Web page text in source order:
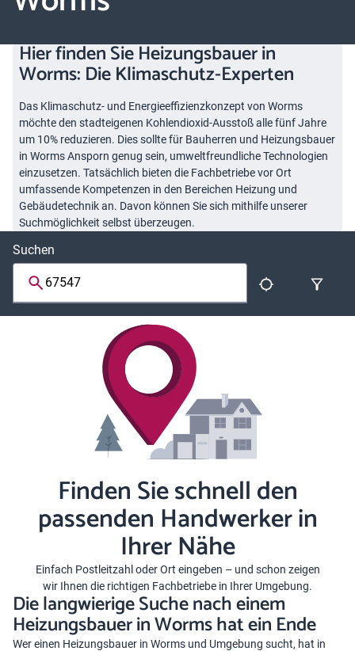
Hier finden Sie Heizungsbauer in
Worms: Die Klimaschutz-Experten
Das Klimaschutz- und Energieeffizienzkonzept von Worms
möchte den stadteigenen Kohlendioxid-Ausstoß alle fünf Jahre
um 10% reduzieren. Dies sollte für Bauherren und Heizungsbauer
in Worms Ansporn genug sein, umweltfreundliche Technologien
einzusetzen. Tatsächlich bieten die Fachbetriebe vor Ort
umfassende Kompetenzen in den Bereichen Heizung und
Gebäudetechnik an. Davon können Sie sich mithilfe unserer
Suchmöglichkeit selbst überzeugen.
Suchen
Finden Sie schnell den
passenden Handwerker in
Ihrer Nähe
Einfach Postleitzahl oder Ort eingeben – und schon zeigen
wir Ihnen die richtigen Fachbetriebe in Ihrer Umgebung.
Die langwierige Suche nach einem
Heizungsbauer in Worms hat ein Ende
Wer einen Heizungsbauer in Worms und Umgebung sucht, hat in